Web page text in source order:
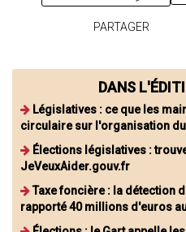
PARTAGER
DANS
Législatives : ce que les
circulaire sur l'organisation
Élections législatives :
JeVeuxAider.gouv.fr
Taxe foncière : la détection
rapporté 40 millions d'euros